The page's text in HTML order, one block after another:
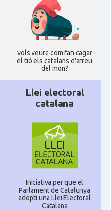
vols veure com fan cagar
el tió els catalans d'arreu
del mon?
Llei electoral
catalana
Iniciativa per que el
Parlament de Catalunya
adopti una Llei Electoral
Catalana